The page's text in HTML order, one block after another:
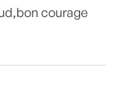
courage